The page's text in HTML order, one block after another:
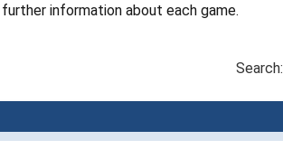
information about each game.
Search: